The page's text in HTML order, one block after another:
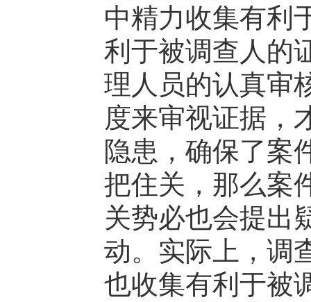
中精力收集有利
利于被调查人的
理人员的认真审
度来审视证据，
隐患，确保了案
把住关，那么案
关势必也会提出
动。实际上，调
也收集有利于被